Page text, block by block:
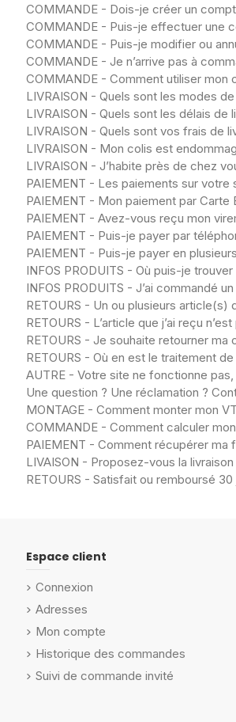
COMMANDE - Dois-je créer un
COMMANDE - Puis-je effectuer une
COMMANDE - Puis-je modifier ou
COMMANDE - Je n’arrive pas à
COMMANDE - Comment utiliser mon
LIVRAISON - Quels sont les modes
LIVRAISON - Quels sont les délais de
LIVRAISON - Quels sont vos frais de
LIVRAISON - Mon colis est
LIVRAISON - J’habite près de chez
PAIEMENT - Les paiements sur
PAIEMENT - Mon paiement par Carte
PAIEMENT - Avez-vous reçu mon
PAIEMENT - Puis-je payer par
PAIEMENT - Puis-je payer en
INFOS PRODUITS - Où puis-je
INFOS PRODUITS - J’ai commandé
RETOURS - Un ou plusieurs
RETOURS - L’article que j’ai reçu
RETOURS - Je souhaite retourner
RETOURS - Où en est le traitement
AUTRE - Votre site ne fonctionne
Une question ? Une réclamation ?
MONTAGE - Comment monter mon
COMMANDE - Comment calculer
PAIEMENT - Comment récupérer ma
LIVAISON - Proposez-vous la
RETOURS - Satisfait ou remboursé
Espace client
Connexion
Adresses
Mon compte
Historique des commandes
Suivi de commande invité